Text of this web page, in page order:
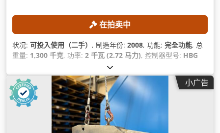
在拍卖中
状况: 可投入使用（二手） , 制造年份: 2008, 功能: 完全功能, 总
重量: 1,300 千克, 功率: 2 千瓦 (2.72 马力), 控制器型号: HBG
3,000 毫米
小广告